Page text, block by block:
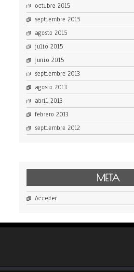
octubre 2015
septiembre 2015
agosto 2015
julio 2015
junio 2015
septiembre 2013
agosto 2013
abril 2013
febrero 2013
septiembre 2012
META
Acceder